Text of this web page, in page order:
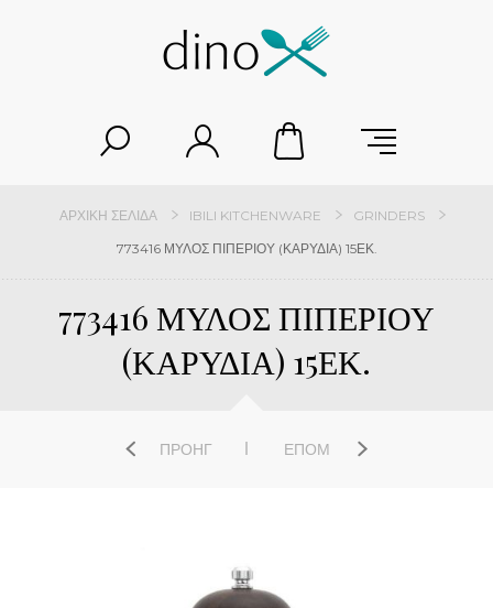
ΑΡΧΙΚΉ ΣΕΛΊΔΑ IBILI KITCHENWARE
GRINDERS
773416 ΜΥΛΟΣ ΠΙΠΕΡΙΟΥ (ΚΑΡΥΔΙΑ) 15ΕΚ.
773416 ΜΥΛΟΣ ΠΙΠΕΡΙΟΥ
(ΚΑΡΥΔΙΑ) 15ΕΚ.
ΠΡΟΗΓ ΕΠΌΜ